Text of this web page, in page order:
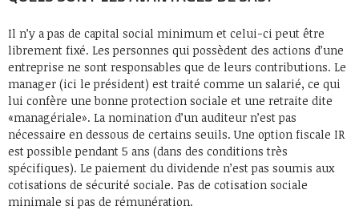
Il n’y a pas de capital social minimum et celui-ci peut être
librement fixé. Les personnes qui possèdent des actions d’une
entreprise ne sont responsables que de leurs contributions. Le
manager (ici le président) est traité comme un salarié, ce qui
lui confère une bonne protection sociale et une retraite dite
«managériale». La nomination d’un auditeur n’est pas
nécessaire en dessous de certains seuils. Une option fiscale IR
est possible pendant 5 ans (dans des conditions très
spécifiques). Le paiement du dividende n’est pas soumis aux
cotisations de sécurité sociale. Pas de cotisation sociale
minimale si pas de rémunération.